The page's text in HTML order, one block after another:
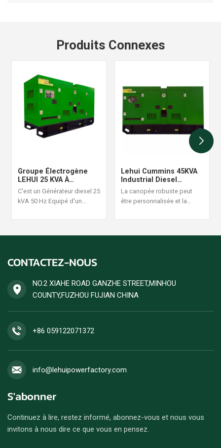
Produits Connexes
Groupe Électrogène
LEHUI 25 KVA À
Démarrage
Automatique Avec
Surveillance À Distance
C'est un Générateur diesel 25
kVA 50 Hz Equipé d'un
est adapté aux situations
rendement énergétique
groupes électrogènes diesel
sont acceptées.
Lehui Cummins 45KVA
Industrial Diesel
Generator Set 60Hz
La canopée robuste peut
être personnalisée et la
est raisonnable et fiable, une
CONTACTEZ-NOUS
NO.2 XIAHE ROAD GANZHE STREET,MINHOU
COUNTY,FUZHOU FUJIAN CHINA
+86 059122071372
info@lehuipowerfactory.com
S'abonner
Continuez à lire, restez informé, abonnez-vous et nous vous
invitons à nous dire ce que vous en pensez.